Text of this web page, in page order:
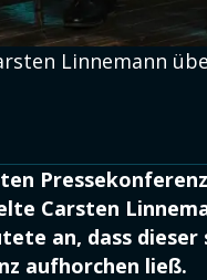
Linnemann
Carsten
an, dass dieser
aufhorchen ließ.